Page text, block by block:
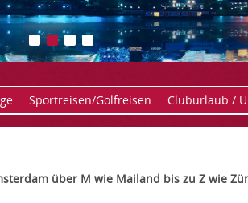
Sportreisen/Golfreisen Cluburlaub /
über M wie Mailand bis zu Z wie